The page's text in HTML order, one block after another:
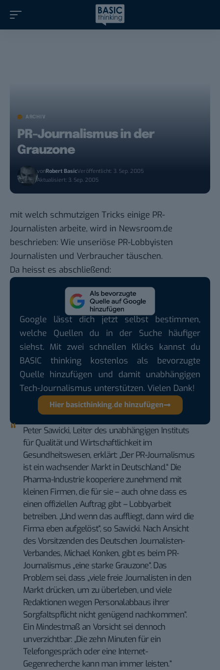
ARCHIV
PR-Journalismus in der
Grauzone
vonRobert BasicVeröffentlicht: 3. Sep. 2005
Aktualisiert: 3. Sep. 2005
mit welch schmutzigen Tricks einige PR-
Journalisten arbeite, wird in Newsroom.de
beschrieben: Wie unseriöse PR-Lobbyisten
Journalisten und Verbraucher täuschen.
Da heisst es abschließend:
Google lässt dich jetzt selbst bestimmen,
welche Quellen du in der Suche häufiger
siehst. Mit zwei schnellen Klicks kannst du
BASIC thinking kostenlos als bevorzugte
Quelle hinzufügen und damit unabhängigen
Tech-Journalismus unterstützen. Vielen Dank!
Hier basicthinking.de hinzufügen
Peter Sawicki, Leiter des unabhängigen Instituts
für Qualität und Wirtschaftlichkeit im
Gesundheitswesen, erklärt: „Der PR-Journalismus
ist ein wachsender Markt in Deutschland.“ Die
Pharma-Industrie kooperiere zunehmend mit
kleinen Firmen, die für sie – auch ohne dass es
einen offiziellen Auftrag gibt – Lobbyarbeit
betreiben. „Und wenn das auffliegt, dann wird die
Firma eben aufgelöst“, so Sawicki. Nach Ansicht
des Vorsitzenden des Deutschen Journalisten-
Verbandes, Michael Konken, gibt es beim PR-
Journalismus „eine starke Grauzone“. Das
Problem sei, dass „viele freie Journalisten in den
Markt drücken, um zu überleben, und viele
Redaktionen wegen Personalabbaus ihrer
Sorgfaltspflicht nicht genügend nachkommen“.
Ein Mindestmaß an Vorsicht sei dennoch
unverzichtbar: „Die zehn Minuten für ein
Telefongespräch oder eine Internet-
Gegenrecherche kann man immer leisten.“